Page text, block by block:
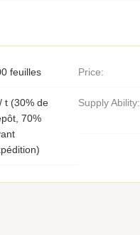
feuilles Price:
t (30% de
70%
Supply Ability: